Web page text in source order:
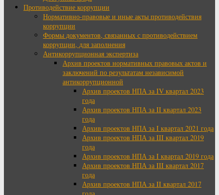
Противодействие коррупции
Нормативно-правовые и иные акты противодействия
коррупции
Формы документов, связанных с противодействием
коррупции, для заполнения
Антикоррупционная экспертиза
Архив проектов нормативных правовых актов и
заключений по результатам независимой
антикоррупционной
Архив проектов НПА за IV квартал 2023
года
Архив проектов НПА за II квартал 2023
года
Архив проектов НПА за I квартал 2021 года
Архив проектов НПА за III квартал 2019
года
Архив проектов НПА за I квартал 2019 года
Архив проектов НПА за III квартал 2017
года
Архив проектов НПА за II квартал 2017